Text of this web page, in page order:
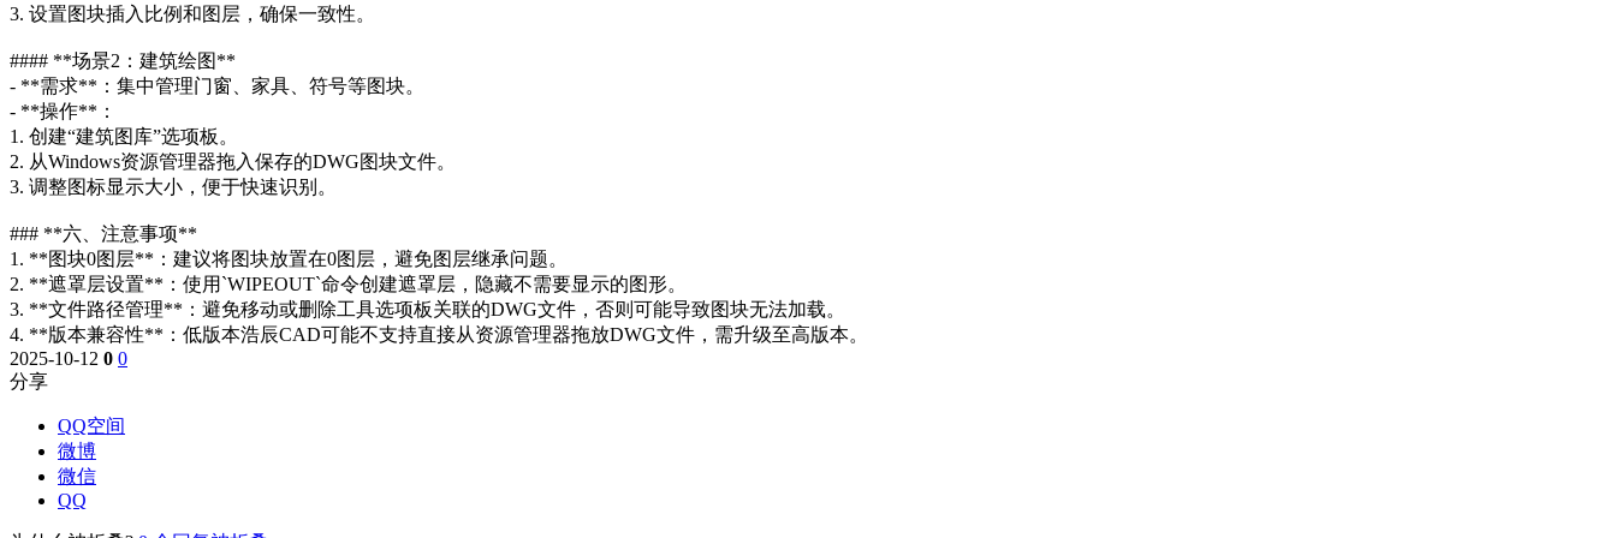
3. 设置图块插入比例和图层，确保一致性。
#### **场景2：建筑绘图**
- **需求**：集中管理门窗、家具、符号等图块。
- **操作**：
1. 创建“建筑图库”选项板。
2. 从Windows资源管理器拖入保存的DWG图块文件。
3. 调整图标显示大小，便于快速识别。
### **六、注意事项**
1. **图块0图层**：建议将图块放置在0图层，避免图层继承问题。
2. **遮罩层设置**：使用`WIPEOUT`命令创建遮罩层，隐藏不需要显示的图形。
3. **文件路径管理**：避免移动或删除工具选项板关联的DWG文件，否则可能导致图块无法加载。
4. **版本兼容性**：低版本浩辰CAD可能不支持直接从资源管理器拖放DWG文件，需升级至高版本。
2025-10-12 0 0
分享
QQ空间
微博
微信
QQ